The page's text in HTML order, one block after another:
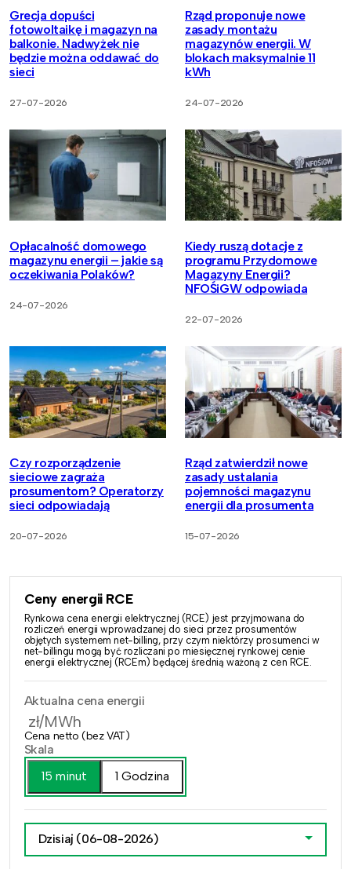
Grecja dopuści
fotowoltaikę i magazyn na
balkonie. Nadwyżek nie
będzie można oddawać do
sieci
27-07-2026
Rząd proponuje nowe
zasady montażu
magazynów energii. W
blokach maksymalnie 11
kWh
24-07-2026
Opłacalność domowego
magazynu energii – jakie są
oczekiwania Polaków?
24-07-2026
Kiedy ruszą dotacje z
programu Przydomowe
Magazyny Energii?
NFOŚiGW odpowiada
22-07-2026
Czy rozporządzenie
sieciowe zagraża
prosumentom? Operatorzy
sieci odpowiadają
20-07-2026
Rząd zatwierdził nowe
zasady ustalania
pojemności magazynu
energii dla prosumenta
15-07-2026
Ceny energii RCE
Rynkowa cena energii elektrycznej (RCE) jest przyjmowana do
rozliczeń energii wprowadzanej do sieci przez prosumentów
objętych systemem net-billing, przy czym niektórzy prosumenci w
net-billingu mogą być rozliczani po miesięcznej rynkowej cenie
energii elektrycznej (RCEm) będącej średnią ważoną z cen RCE.
Aktualna cena energii
zł/MWh
Cena netto (bez VAT)
Skala
15 minut
1 Godzina
Dzisiaj (06-08-2026)